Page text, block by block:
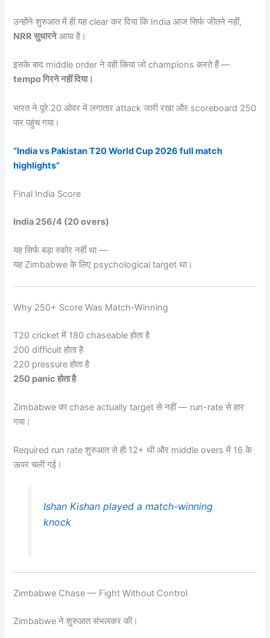
उन्होंने शुरुआत में ही यह clear कर दिया कि India आज सिर्फ जीतने नहीं,
NRR सुधारनेआया है।
इसके बाद middle order ने वही किया जो champions करते हैं —
tempo गिरने नहीं दिया।
भारत ने पूरे 20 ओवर में लगातार attack जारी रखा और scoreboard 250
पार पहुंच गया।
“India vs Pakistan T20 World Cup 2026 full match
highlights”
Final India Score
India 256/4 (20 overs)
यह सिर्फ बड़ा स्कोर नहीं था —
यह Zimbabwe के लिए psychological target था।
Why 250+ Score Was Match-Winning
T20 cricket में 180 chaseable होता है
200 difficult होता है
220 pressure होता है
250 panic होता है
Zimbabwe का chase actually target से नहीं — run-rate से हार
गया।
Required run rate शुरुआत से ही 12+ थी और middle overs में 16 के
ऊपर चली गई।
Ishan Kishan played a match-winning
knock
Zimbabwe Chase — Fight Without Control
Zimbabwe ने शुरुआत संभलकर की।